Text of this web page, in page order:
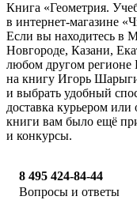
Книга «Геометрия.
в интернет-магазине
Если вы находитесь в
Новгороде, Казани,
любом другом регионе
на книгу Игорь
и выбрать удобный
доставка курьером
книги вам было ещё
и конкурсы.
8 495 424-84-44
Вопросы и ответы